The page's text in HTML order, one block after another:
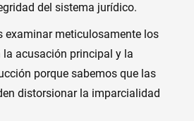
del sistema jurídico.
examinar meticulosamente los
la acusación principal y la
porque sabemos que las
distorsionar la imparcialidad